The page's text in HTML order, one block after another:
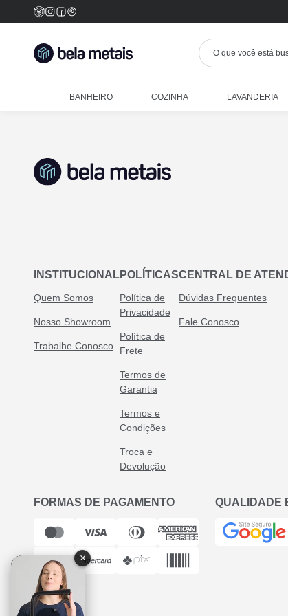
BANHEIRO COZINHA LAVANDERIA
INSTITUCIONAL
Quem Somos
Nosso Showroom
Trabalhe Conosco
POLÍTICAS
Política de
Privacidade
Política de
Frete
Termos de
Garantia
Termos e
Condições
Troca e
Devolução
CENTRAL DE
Dúvidas Frequentes
Fale Conosco
FORMAS DE PAGAMENTO QUALIDADE
×